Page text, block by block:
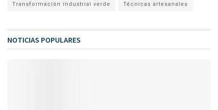
Transformación industrial verde Técnicas artesanales
NOTICIAS POPULARES